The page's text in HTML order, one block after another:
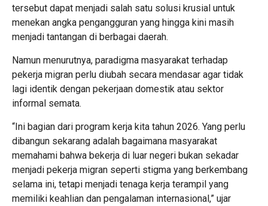
tersebut dapat menjadi salah satu solusi krusial untuk
menekan angka pengangguran yang hingga kini masih
menjadi tantangan di berbagai daerah.
Namun menurutnya, paradigma masyarakat terhadap
pekerja migran perlu diubah secara mendasar agar tidak
lagi identik dengan pekerjaan domestik atau sektor
informal semata.
“Ini bagian dari program kerja kita tahun 2026. Yang perlu
dibangun sekarang adalah bagaimana masyarakat
memahami bahwa bekerja di luar negeri bukan sekadar
menjadi pekerja migran seperti stigma yang berkembang
selama ini, tetapi menjadi tenaga kerja terampil yang
memiliki keahlian dan pengalaman internasional,” ujar